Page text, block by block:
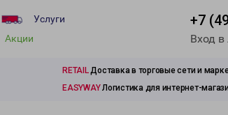
Услуги
Акции
+7
Вход
RETAILДоставка в торговые сети и
EASYWAYЛогистика для интернет-